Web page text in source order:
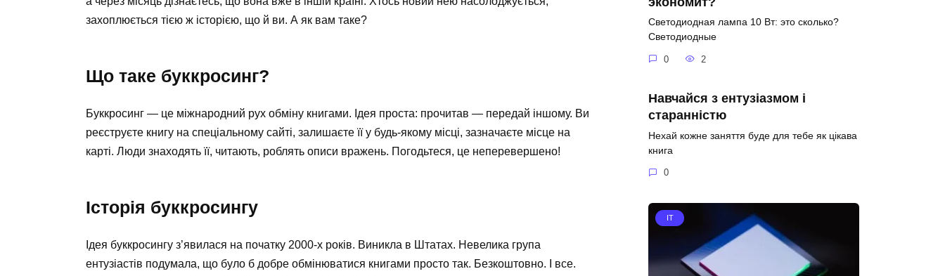
захоплюється тією ж історією, що й ви. А як вам таке?
Що таке буккросинг?
Буккросинг — це міжнародний рух обміну книгами. Ідея проста: прочитав — передай іншому. Ви
реєструєте книгу на спеціальному сайті, залишаєте її у будь-якому місці, зазначаєте місце на
карті. Люди знаходять її, читають, роблять описи вражень. Погодьтеся, це неперевершено!
Історія буккросингу
Ідея буккросингу з’явилася на початку 2000-х років. Виникла в Штатах. Невелика група
ентузіастів подумала, що було б добре обмінюватися книгами просто так. Безкоштовно. І все.
Светодиодная лампа 10 Вт: это сколько?
Светодиодные
0 2
Навчайся з ентузіазмом і
старанністю
Нехай кожне заняття буде для тебе як цікава
книга
0
IT